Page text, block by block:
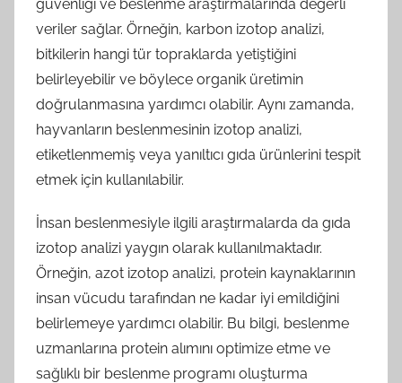
güvenliği ve beslenme araştırmalarında değerli
veriler sağlar. Örneğin, karbon izotop analizi,
bitkilerin hangi tür topraklarda yetiştiğini
belirleyebilir ve böylece organik üretimin
doğrulanmasına yardımcı olabilir. Aynı zamanda,
hayvanların beslenmesinin izotop analizi,
etiketlenmemiş veya yanıltıcı gıda ürünlerini tespit
etmek için kullanılabilir.
İnsan beslenmesiyle ilgili araştırmalarda da gıda
izotop analizi yaygın olarak kullanılmaktadır.
Örneğin, azot izotop analizi, protein kaynaklarının
insan vücudu tarafından ne kadar iyi emildiğini
belirlemeye yardımcı olabilir. Bu bilgi, beslenme
uzmanlarına protein alımını optimize etme ve
sağlıklı bir beslenme programı oluşturma